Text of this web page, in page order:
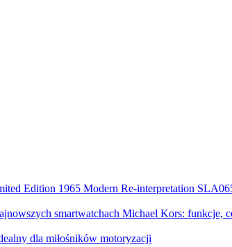
Edition 1965 Modern Re-interpretation
smartwatchach Michael Kors: funkcje,
dla miłośników motoryzacji